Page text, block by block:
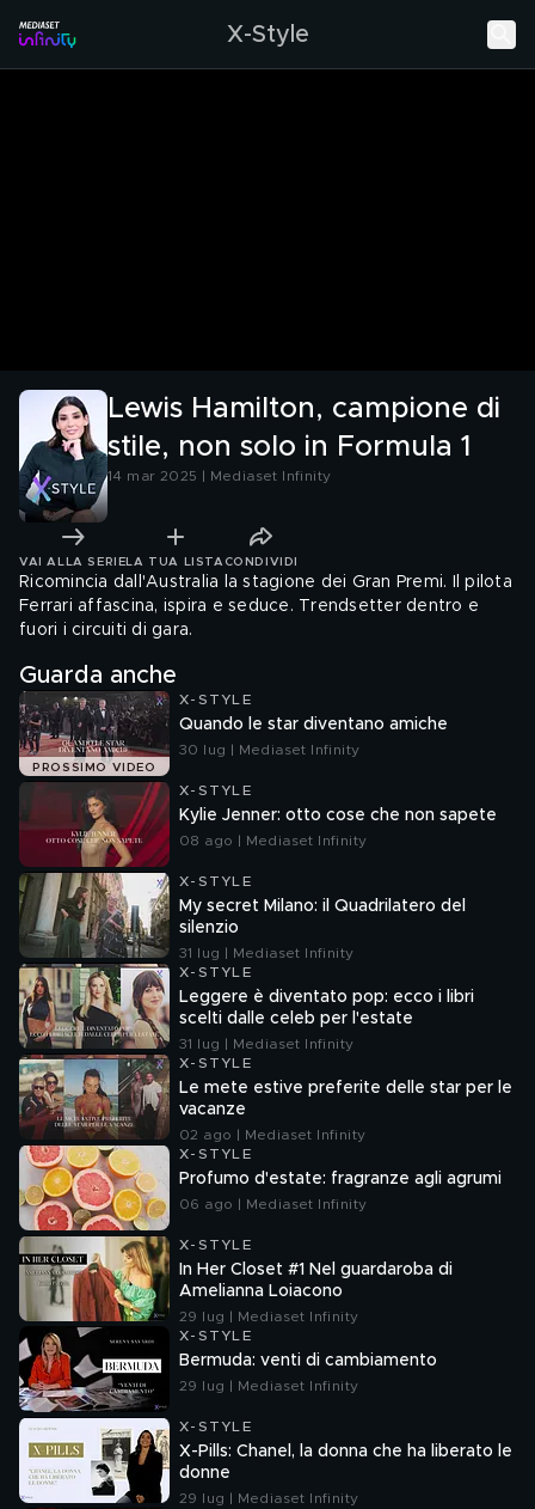
X-Style
Lewis Hamilton, campione di
stile, non solo in Formula 1
14 mar 2025 | Mediaset Infinity
VAI ALLA SERIE LA TUA LISTA CONDIVIDI
Ricomincia dall'Australia la stagione dei Gran Premi. Il pilota
Ferrari affascina, ispira e seduce. Trendsetter dentro e
fuori i circuiti di gara.
Guarda anche
PROSSIMO VIDEO
X-STYLE
Quando le star diventano amiche
30 lug | Mediaset Infinity
X-STYLE
Kylie Jenner: otto cose che non sapete
08 ago | Mediaset Infinity
X-STYLE
My secret Milano: il Quadrilatero del
silenzio
31 lug | Mediaset Infinity
X-STYLE
Leggere è diventato pop: ecco i libri
scelti dalle celeb per l'estate
31 lug | Mediaset Infinity
X-STYLE
Le mete estive preferite delle star per le
vacanze
02 ago | Mediaset Infinity
X-STYLE
Profumo d'estate: fragranze agli agrumi
06 ago | Mediaset Infinity
X-STYLE
In Her Closet #1 Nel guardaroba di
Amelianna Loiacono
29 lug | Mediaset Infinity
X-STYLE
Bermuda: venti di cambiamento
29 lug | Mediaset Infinity
X-STYLE
X-Pills: Chanel, la donna che ha liberato le
donne
29 lug | Mediaset Infinity